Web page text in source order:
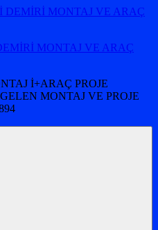
MONTAJ VE ARAÇ
İ+ARAÇ PROJE
MONTAJ VE PROJE